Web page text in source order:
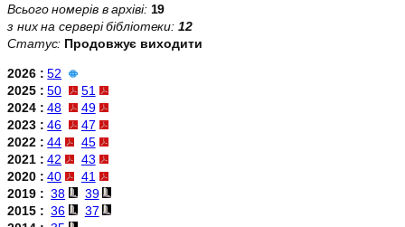
Всього номерів в архіві: 19
з них на сервері бібліотеки:12
Статус: Продовжує виходити
2026 : 52
2025 : 50
51
2024 : 48
49
2023 : 46
47
2022 : 44
45
2021 : 42
43
2020 : 40
41
2019 : 38
39
2015 : 36
37